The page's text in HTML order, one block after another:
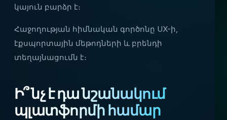
կայուն բարձր է։
Հաջողության հիմնական գործոնը UX-ի,
էքսպորտային մեթոդների և բրենդի
տեղայնացումն է։
Ի՞ նչ է դա նշանակում
պլատֆորմի համար